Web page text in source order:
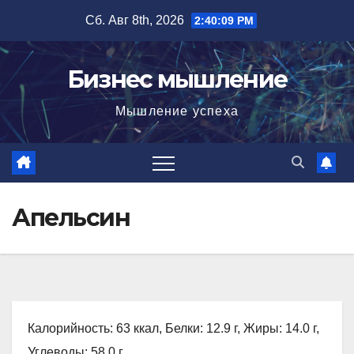
содержимому
Сб. Авг 8th, 2026 2:40:10 PM
Бизнес мышление
Мышление успеха
Апельсин
Калорийность: 63 ккал, Белки: 12.9 г, Жиры: 14.0 г,